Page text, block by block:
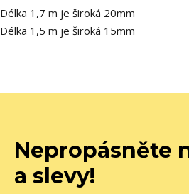
Délka 1,7 m je široká 20mm
Délka 1,5 m je široká 15mm
Nepropásněte
a slevy!